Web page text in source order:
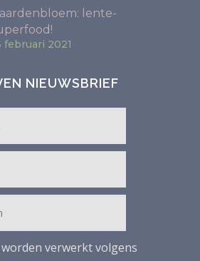
lente-
februari 2021
NIEUWSBRIEF
worden verwerkt volgens